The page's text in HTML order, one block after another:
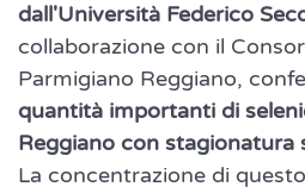
dall'Università Federico
collaborazione con il
Parmigiano Reggiano,
quantità importanti di
Reggiano con stagionatura
La concentrazione di